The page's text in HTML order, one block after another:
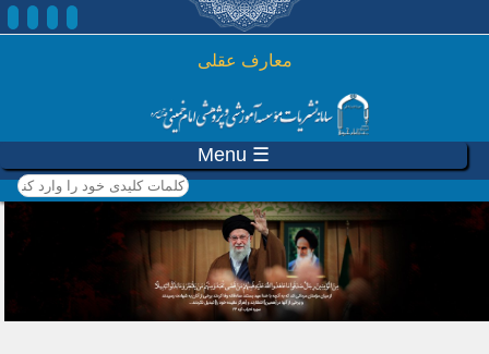
رفتن به محتوای اصلی
معارف عقلی
☰ Menu
کلمات کلیدی خود را وارد
کنید